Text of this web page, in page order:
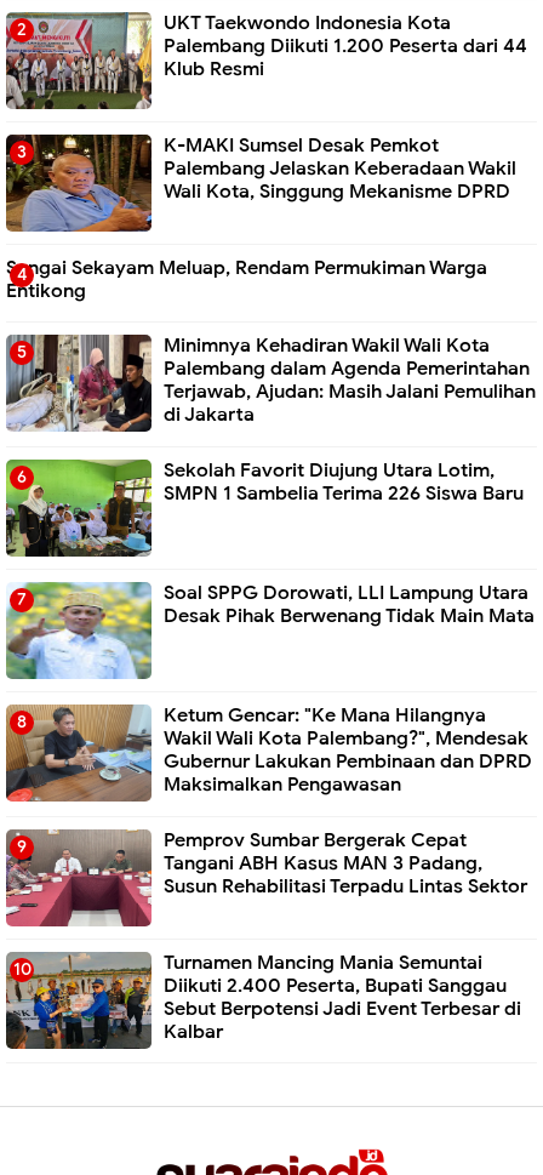
UKT Taekwondo Indonesia Kota
Palembang Diikuti 1.200 Peserta dari 44
Klub Resmi
K-MAKI Sumsel Desak Pemkot
Palembang Jelaskan Keberadaan Wakil
Wali Kota, Singgung Mekanisme DPRD
Sungai Sekayam Meluap, Rendam Permukiman Warga
Entikong
Minimnya Kehadiran Wakil Wali Kota
Palembang dalam Agenda Pemerintahan
Terjawab, Ajudan: Masih Jalani Pemulihan
di Jakarta
Sekolah Favorit Diujung Utara Lotim,
SMPN 1 Sambelia Terima 226 Siswa Baru ‎
Soal SPPG Dorowati, LLI Lampung Utara
Desak Pihak Berwenang Tidak Main Mata
Ketum Gencar: "Ke Mana Hilangnya
Wakil Wali Kota Palembang?", Mendesak
Gubernur Lakukan Pembinaan dan DPRD
Maksimalkan Pengawasan
Pemprov Sumbar Bergerak Cepat
Tangani ABH Kasus MAN 3 Padang,
Susun Rehabilitasi Terpadu Lintas Sektor
Turnamen Mancing Mania Semuntai
Diikuti 2.400 Peserta, Bupati Sanggau
Sebut Berpotensi Jadi Event Terbesar di
Kalbar